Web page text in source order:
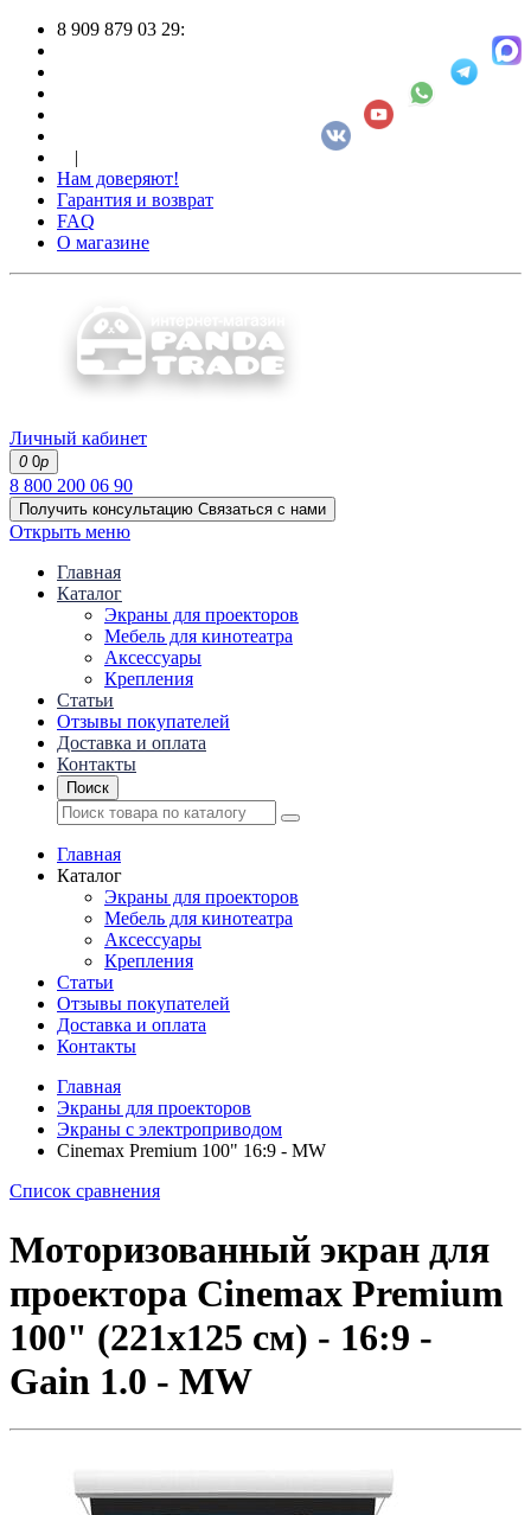
8 909 879 03 29:
|
Нам доверяют!
Гарантия и возврат
FAQ
О магазине
Личный кабинет
0 0р
8 800 200 06 90
Получить консультацию Связаться с нами
Открыть меню
Главная
Каталог
Экраны для проекторов
Mебель для кинотеатра
Аксессуары
Крепления
Статьи
Отзывы покупателей
Доставка и оплата
Контакты
Поиск
Главная
Каталог
Экраны для проекторов
Mебель для кинотеатра
Аксессуары
Крепления
Статьи
Отзывы покупателей
Доставка и оплата
Контакты
Главная
Экраны для проекторов
Экраны с электроприводом
Cinemax Premium 100" 16:9 - MW
Список сравнения
Моторизованный экран для
проектора Cinemax Premium
100" (221x125 см) - 16:9 -
Gain 1.0 - MW